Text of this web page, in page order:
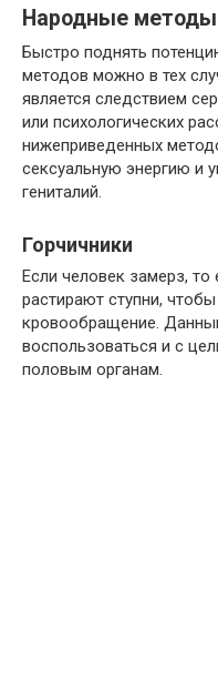
Народные методы
Быстро поднять
методов можно в тех
является следствием
или психологических
нижеприведенных
сексуальную энергию и
гениталий.
Горчичники
Если человек замерз,
растирают ступни,
кровообращение.
воспользоваться и с
половым органам.